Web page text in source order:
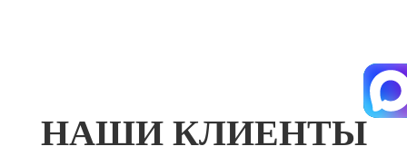
НАШИ КЛИЕНТЫ